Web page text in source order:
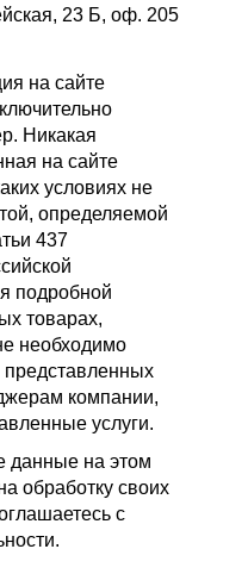
23 Б, оф. 205
на сайте
Никакая
на сайте
условиях не
определяемой
437
подробной
товарах,
необходимо
компании,
услуги.
данные на этом
обработку своих
с